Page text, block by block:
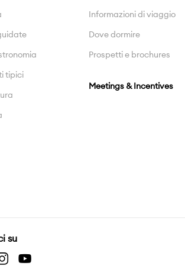
tipici
Informazioni di viaggio
Dove dormire
Prospetti e brochures
Meetings & Incentives
su